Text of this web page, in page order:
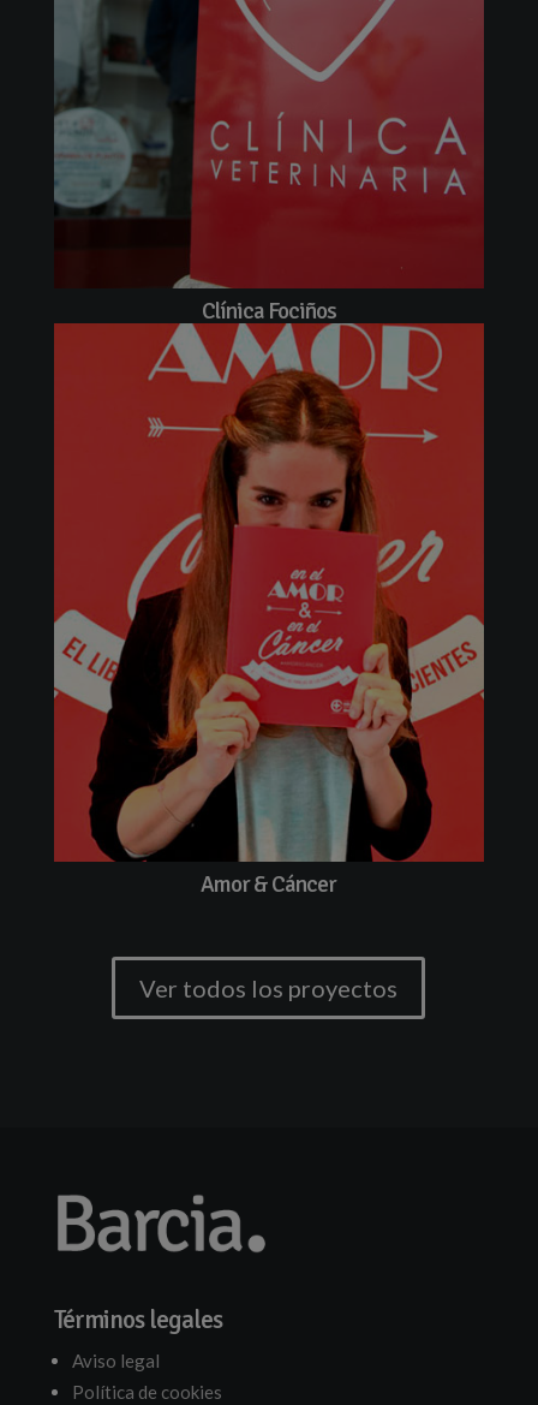
Clínica Fociños
Amor & Cáncer
Ver todos los proyectos
Términos legales
Aviso legal
Política de cookies